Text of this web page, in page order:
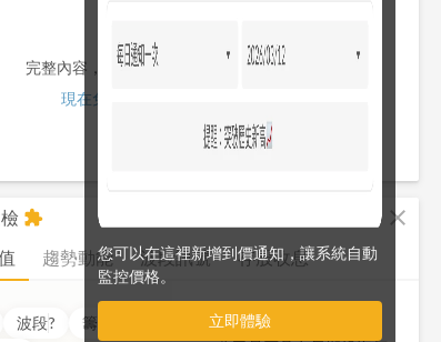
您可以在這裡新增到價通知，讓系統自動
監控價格。
立即體驗
完整內容，僅限註冊會員使用
現在免費註冊/登入
close
extension
趨勢動能 波段訊號 存股收息
波段? 籌碼 價值??